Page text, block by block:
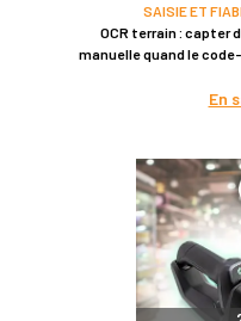
SAISIE ET
OCR terrain : capter
manuelle quand le
En